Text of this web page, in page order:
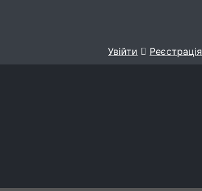
Увійти
Реєстрація